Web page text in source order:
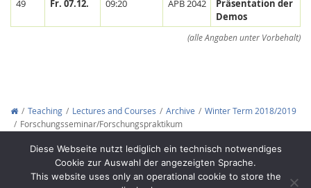
(alle Angaben unter Vorbehalt)
49
Fr. 07.12. 09:20 APB 2042
Präsentation der
Demos
Teaching Lectures and Courses Archive
Winter Term 2018/2019
Forschungsseminar/Forschungspraktikum
Diese Webseite nutzt lediglich ein technisch notwendiges
Cookie zur Auswahl der angezeigten Sprache.
This website uses only an operational cookie to store the